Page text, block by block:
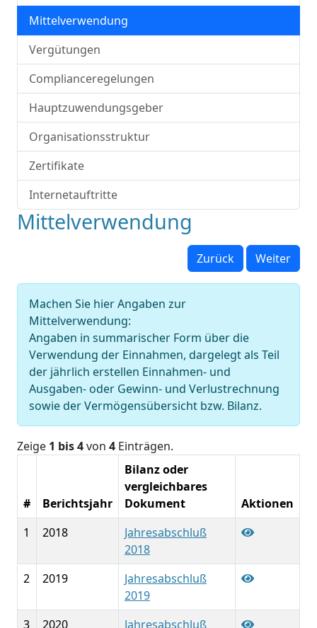
Mittelverwendung
Vergütungen
Complianceregelungen
Hauptzuwendungsgeber
Organisationsstruktur
Zertifikate
Internetauftritte
Mittelverwendung
Zurück Weiter
Machen Sie hier Angaben zur
Mittelverwendung:
Angaben in summarischer Form über die
Verwendung der Einnahmen, dargelegt als Teil
der jährlich erstellen Einnahmen- und
Ausgaben- oder Gewinn- und Verlustrechnung
sowie der Vermögensübersicht bzw. Bilanz.
Zeige 1 bis 4von 4 Einträgen.
# Berichtsjahr
Bilanz oder
vergleichbares
Dokument
Aktionen
1
2018
Jahresabschluß
2018
2
2019
Jahresabschluß
2019
3
2020 Jahresabschluß